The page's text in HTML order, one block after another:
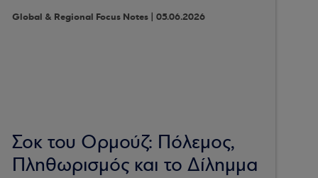
Global & Regional Focus Notes | 05.06.2026
Σοκ του Ορμούζ: Πόλεμος,
Πληθωρισμός και το Δίλημμα